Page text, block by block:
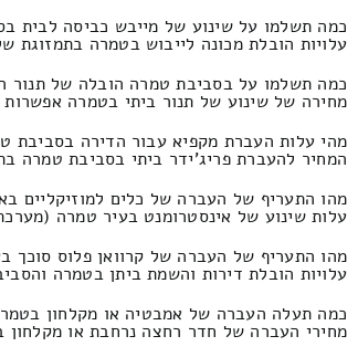
כמה תשלמו על שינוע של מייבש כביסה לבית
עלויות הובלת מכונה לייבוש בטמרה בתמזוגת של
כמה תשלמו על בסביבת טמרה הובלה של תנור
מחירה של שינוע של תנור ביתי בטמרה אפשרות
מהי עלות העברת מקפיא עבור הדירה בסביבת
המחיר להעברת פריג'ידר ביתי בסביבת טמרה בתמזוגת של הרמה
מהו התעריף של העברה של כלים למוזיקליים
עלות שינוע של אינסטרומנט בעיר טמרה (מערכת תיפוף,
מהו התעריף של העברה של קרוואן פלוס סוכך
עלויות הובלת דירות והשמת ביתן בטמרה והסביבה יחד עם
כמה תעלה העברה של אמבטיה או מקלחון
מחירי העברה של חדר רחצה נרחבת או מקלחון במיזוג